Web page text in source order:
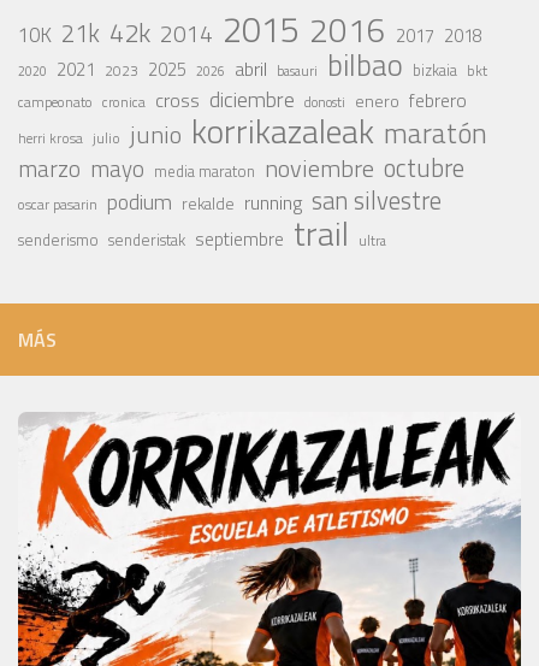
10K 21k 42k 2014 2015 2016 2017 2018
2020 2021 2023 2025 2026 abril basauri bilbao bizkaia bkt
campeonato cronica cross diciembre donosti enero febrero
herri krosa julio junio korrikazaleak maratón
marzo mayo media maraton noviembre octubre
oscar pasarin podium rekalde running san silvestre
senderismo senderistak septiembre trail ultra
MÁS